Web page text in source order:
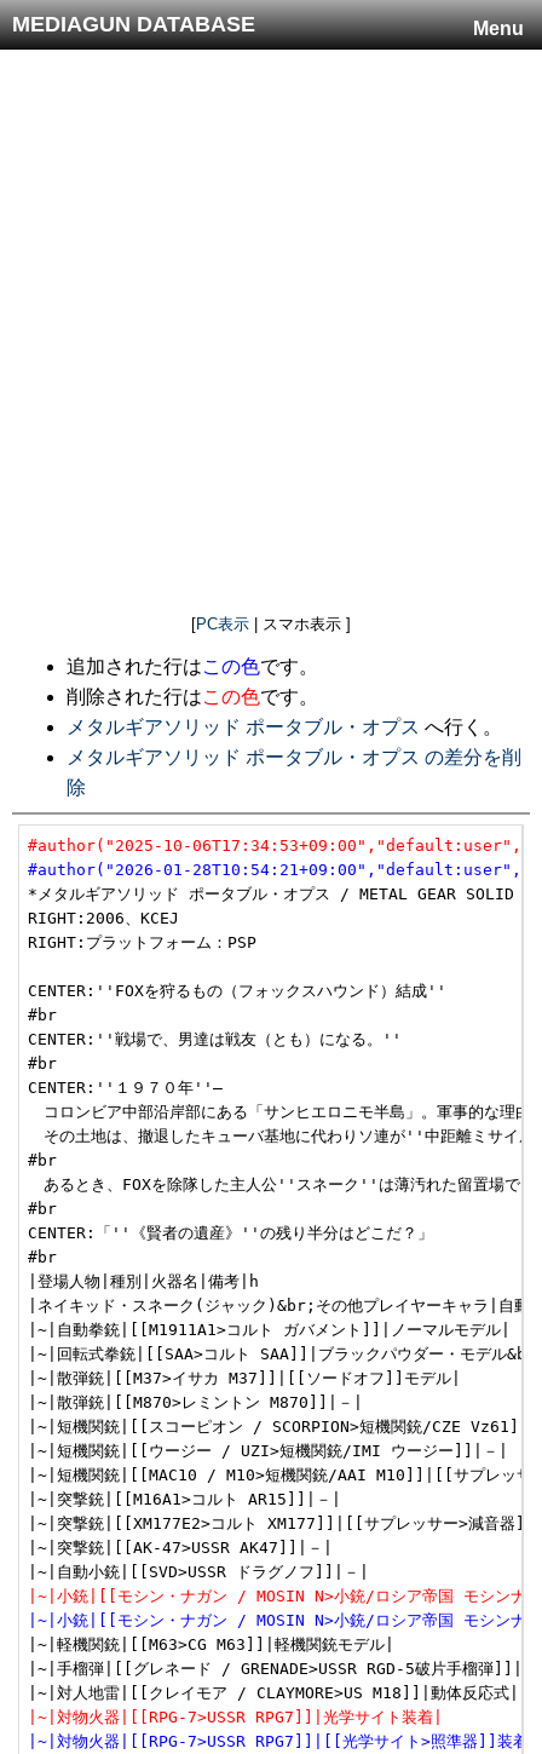
Menu
MEDIAGUN DATABASE
[PC表示 | スマホ表示 ]
追加された行はこの色です。
削除された行はこの色です。
メタルギアソリッド ポータブル・オプス へ行く。
メタルギアソリッド ポータブル・オプス の差分を削
除
#author("2025-10-
#author("2026-01-
*メタルギアソリッド ポータブル・オプス / METAL GEAR SOLID
RIGHT:2006、KCEJ
RIGHT:プラットフォーム：PSP
CENTER:''FOXを狩るもの（フォックスハウンド）結成''
#br
CENTER:''戦場で、男達は戦友（とも）になる。''
#br
CENTER:''１９７０年''―
コロンビア中部沿岸部にある「サンヒエロニモ半島」。軍事的な
その土地は、撤退したキューバ基地に代わりソ連が''中距離ミサイ
#br
あるとき、FOXを除隊した主人公''スネーク''は薄汚れた留置場で目
#br
CENTER:「''《賢者の遺産》''の残り半分はどこだ？」
#br
|登場人物|種別|火器名|備考|h
|ネイキッド・スネーク(ジャック)&br;その他プレイヤーキャラ|
|~|自動拳銃|[[M1911A1>コルト ガバメント]]|ノーマルモデル|
|~|回転式拳銃|[[SAA>コルト SAA]]|ブラックパウダー・モデル
|~|散弾銃|[[M37>イサカ M37]]|[[ソードオフ]]モデル|
|~|散弾銃|[[M870>レミントン M870]]|－|
|~|短機関銃|[[スコーピオン / SCORPION>短機関銃/CZE
|~|短機関銃|[[ウージー / UZI>短機関銃/IMI ウージー]]|－|
|~|短機関銃|[[MAC10 / M10>短機関銃/AAI M10]]|[[サプレッサ
|~|突撃銃|[[M16A1>コルト AR15]]|－|
|~|突撃銃|[[XM177E2>コルト XM177]]|[[サプレッサー>減音器]]
|~|突撃銃|[[AK-47>USSR AK47]]|－|
|~|小銃|[[モシン・ナガン / MOSIN N>小銃/ロシア帝国 モシンナ
|~|小銃|[[モシン・ナガン / MOSIN N>小銃/ロシア帝国 モシン
|~|軽機関銃|[[M63>CG M63]]|軽機関銃モデル|
|~|手榴弾|[[グレネード / GRENADE>USSR RGD-5破片手榴弾
|~|対物火器|[[RPG-7>USSR RPG7]]|光学サイト装着|
|~|対物火器|[[RPG-7>USSR RPG7]]|[[光学サイト>照準器]]装着|